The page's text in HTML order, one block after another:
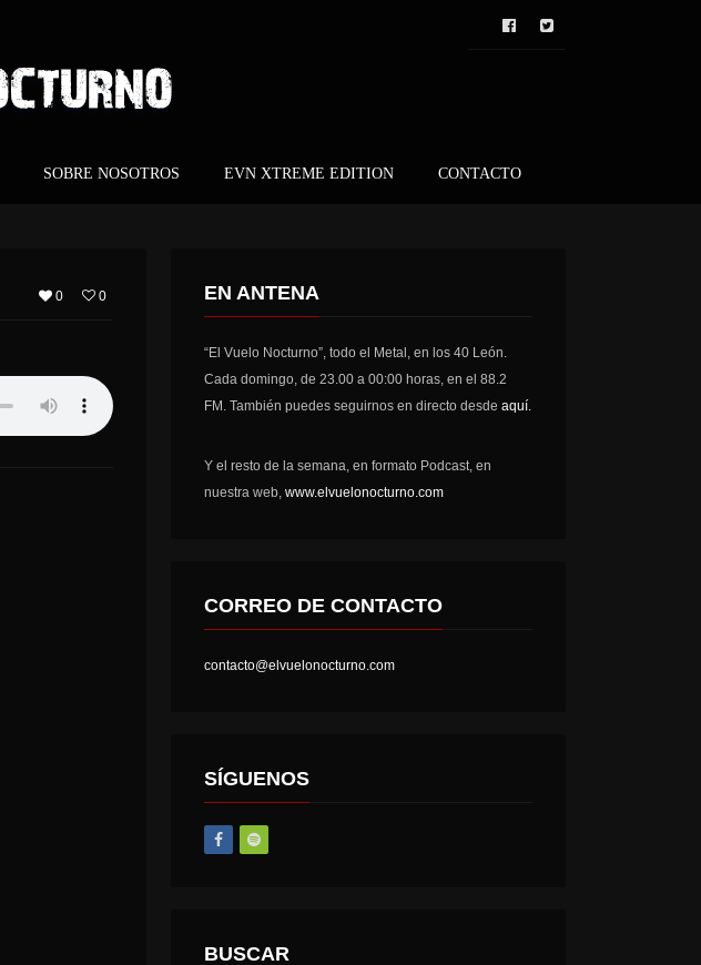
SOBRE NOSOTROS EVN XTREME EDITION CONTACTO
0 0 EN ANTENA
“El Vuelo Nocturno”, todo el Metal, en los 40 León.
Cada domingo, de 23.00 a 00:00 horas, en el 88.2
FM. También puedes seguirnos en directo desdeaquí.
Y el resto de la semana, en formato Podcast, en
nuestra web,www.elvuelonocturno.com
CORREO DE CONTACTO
contacto@elvuelonocturno.com
SÍGUENOS
BUSCAR